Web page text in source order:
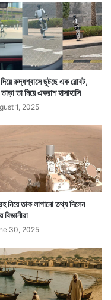
যোগাযোগ করে। জানায়
উপযুক্ত প্রমাণ দিয়ে
আসে।
দিয়ে রুদ্ধশ্বাসে ছুটছে এক রোবট,
তা নিয়ে একরাশ হাসাহাসি
1, 2025
নিয়ে তাক লাগানো তথ্য দিলেন
30, 2025